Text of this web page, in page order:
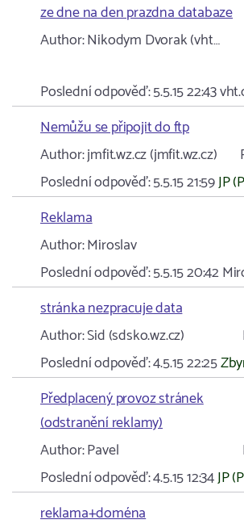
ze dne na den prazdna databaze
Author:Nikodym Dvorak (vht…
Poslední odpověď:5.5.15 22:43
Nemůžu se připojit do ftp
Author:jmfit.wz.cz (jmfit.wz.cz)
Poslední odpověď:5.5.15 21:59JP
Reklama
Author:Miroslav
Poslední odpověď:5.5.15 20:42
stránka nezpracuje data
Author:Sid (sdsko.wz.cz)
Poslední odpověď:4.5.15 22:25
Předplacený provoz stránek
(odstranění reklamy)
Author:Pavel
Poslední odpověď:4.5.15 12:34JP
reklama+doména